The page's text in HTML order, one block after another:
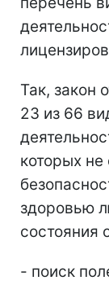
Так, закон
23 из 66
которых не
здоровью
- поиск